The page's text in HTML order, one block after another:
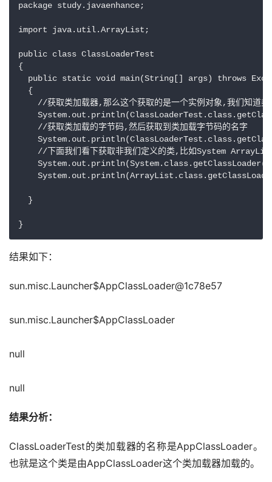
package study.javaenhance;
import java.util.ArrayList;
public class ClassLoaderTest
{
public static void main(String[] args) throws
  {
//获取类加载器,那么这个获取的是一个实例对象,我们知道
    //获取类加载的字节码,然后获取到类加载字节码的名字
//下面我们看下获取非我们定义的类,比如System
  }
结果如下：
sun.misc.Launcher$AppClassLoader@1c78e57
sun.misc.Launcher$AppClassLoader
null
null
结果分析：
ClassLoaderTest的类加载器的名称是AppClassLoader。
也就是这个类是由AppClassLoader这个类加载器加载的。